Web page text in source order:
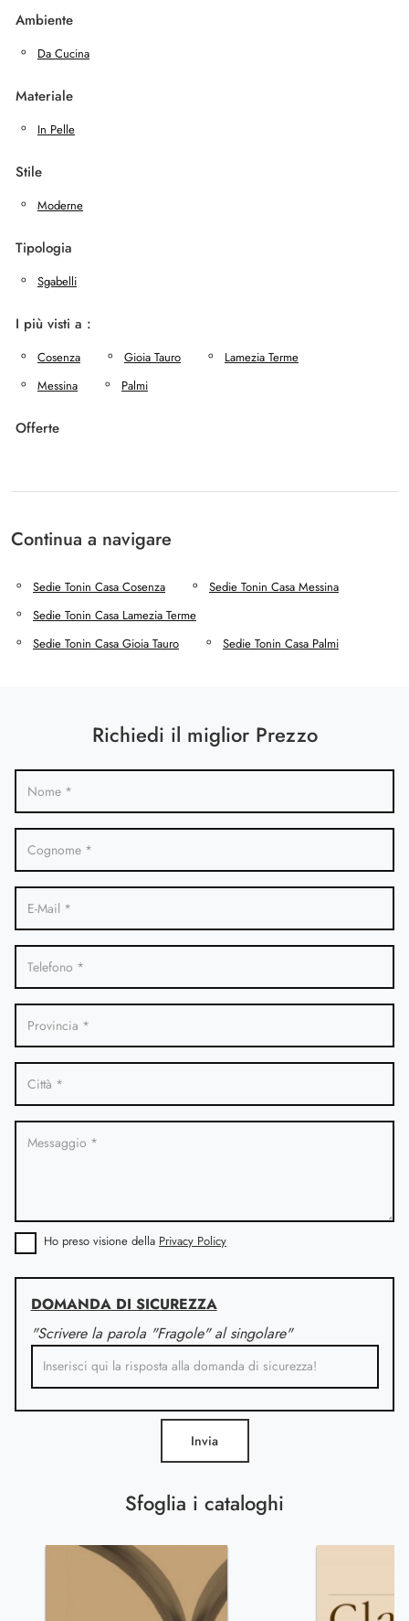
Ambiente
Da Cucina
Materiale
In Pelle
Stile
Moderne
Tipologia
Sgabelli
I più visti a :
Cosenza Gioia Tauro
Lamezia Terme
Messina
Palmi
Offerte
Continua a navigare
Sedie Tonin Casa Cosenza
Sedie Tonin Casa Messina
Sedie Tonin Casa Lamezia Terme
Sedie Tonin Casa Gioia Tauro
Sedie Tonin Casa Palmi
Sfoglia i cataloghi
Richiedi il miglior Prezzo
Ho preso visione della Privacy Policy
DOMANDA DI SICUREZZA
"Scrivere la parola "Fragole" al singolare"
Invia